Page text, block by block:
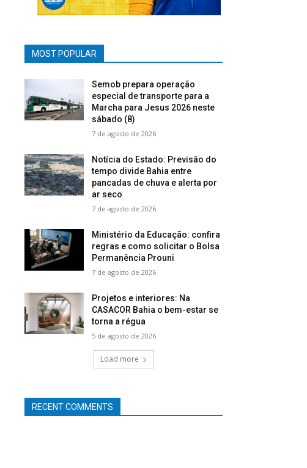
MOST POPULAR
Semob prepara operação
especial de transporte para a
Marcha para Jesus 2026 neste
sábado (8)
7 de agosto de 2026
Notícia do Estado: Previsão do
tempo divide Bahia entre
pancadas de chuva e alerta por
ar seco
7 de agosto de 2026
Ministério da Educação: confira
regras e como solicitar o Bolsa
Permanência Prouni
7 de agosto de 2026
Projetos e interiores: Na
CASACOR Bahia o bem-estar se
torna a régua
5 de agosto de 2026
Load more
RECENT COMMENTS